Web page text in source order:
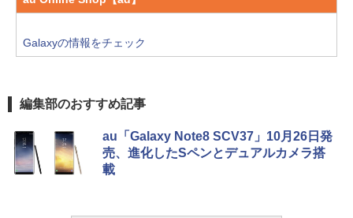
Galaxyの情報をチェック
編集部のおすすめ記事
au「Galaxy Note8 SCV37」10月26日発
売、進化したSペンとデュアルカメラ搭
載